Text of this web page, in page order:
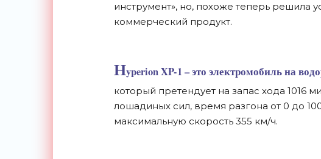
инструмент», но, похоже теперь решила
коммерческий продукт.
Hyperion XP-1 – это электромобиль на
который претендует на запас хода 1016
лошадиных сил, время разгона от 0 до
максимальную скорость 355 км/ч.